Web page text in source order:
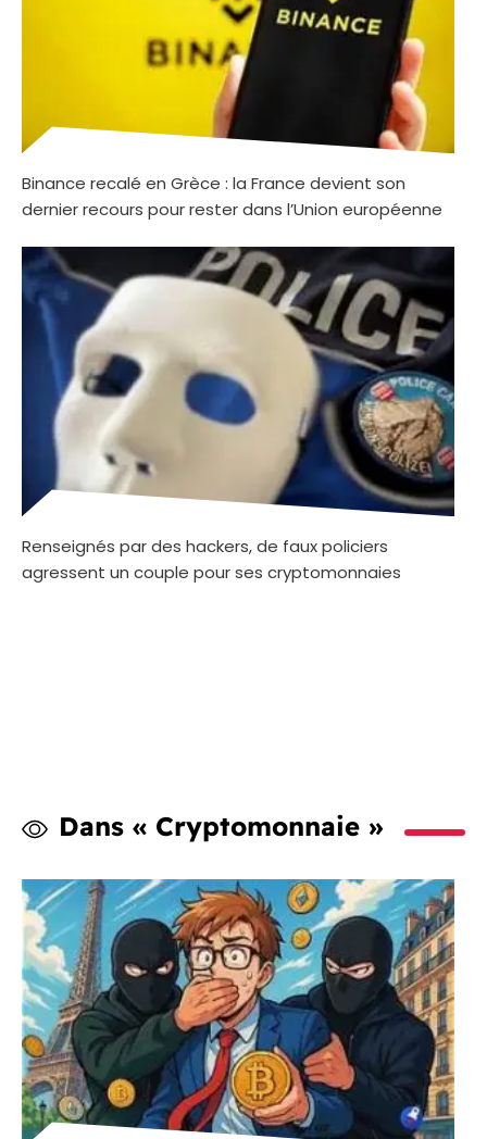
Binance recalé en Grèce : la France devient son
dernier recours pour rester dans l’Union européenne
Renseignés par des hackers, de faux policiers
agressent un couple pour ses cryptomonnaies
Dans « Cryptomonnaie »